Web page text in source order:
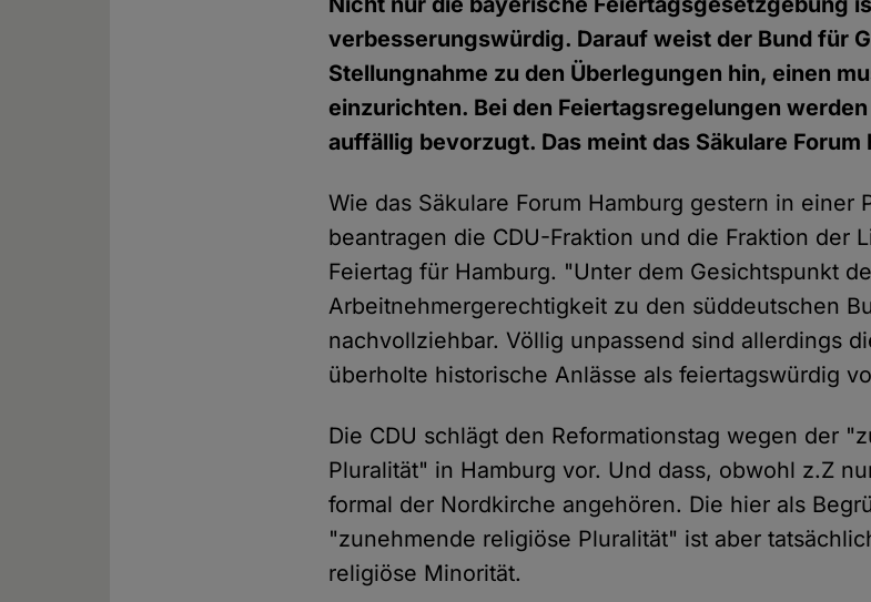
verbesserungswürdig. Darauf weist der Bund für
Stellungnahme zu den Überlegungen hin, einen
einzurichten. Bei den Feiertagsregelungen
auffällig bevorzugt. Das meint das Säkulare Forum
Wie das Säkulare Forum Hamburg gestern in einer
beantragen die CDU-Fraktion und die Fraktion der
Feiertag für Hamburg. "Unter dem Gesichtspunkt
Arbeitnehmergerechtigkeit zu den süddeutschen
nachvollziehbar. Völlig unpassend sind allerdings
überholte historische Anlässe als feiertagswürdig
Die CDU schlägt den Reformationstag wegen der
Pluralität" in Hamburg vor. Und dass, obwohl z.Z
formal der Nordkirche angehören. Die hier als
"zunehmende religiöse Pluralität" ist aber
religiöse Minorität.